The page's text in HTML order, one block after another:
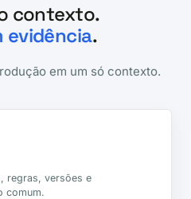
contexto.
evidência.
em um só contexto.
regras, versões e
comum.